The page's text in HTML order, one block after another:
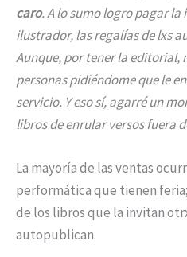
caro. A lo sumo logro pagar
ilustrador, las regalías de lxs
Aunque, por tener la editorial,
personas pidiéndome que le
servicio. Y eso sí, agarré un
libros de enrular versos fuera
La mayoría de las ventas
performática que tienen
de los libros que la invitan
autopublican.